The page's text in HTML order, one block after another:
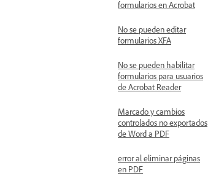
formularios en Acrobat
No se pueden editar
formularios XFA
No se pueden habilitar
formularios para usuarios
de Acrobat Reader
Marcado y cambios
controlados no exportados
de Word a PDF
error al eliminar páginas
en PDF